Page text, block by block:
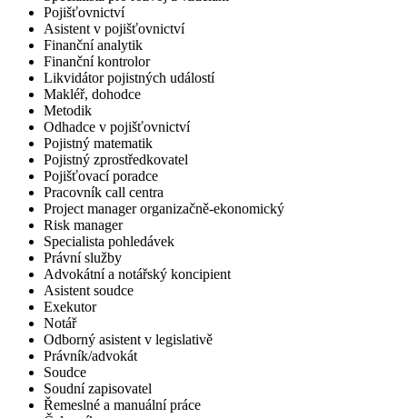
Pojišťovnictví
Asistent v pojišťovnictví
Finanční analytik
Finanční kontrolor
Likvidátor pojistných událostí
Makléř, dohodce
Metodik
Odhadce v pojišťovnictví
Pojistný matematik
Pojistný zprostředkovatel
Pojišťovací poradce
Pracovník call centra
Project manager organizačně-ekonomický
Risk manager
Specialista pohledávek
Právní služby
Advokátní a notářský koncipient
Asistent soudce
Exekutor
Notář
Odborný asistent v legislativě
Právník/advokát
Soudce
Soudní zapisovatel
Řemeslné a manuální práce